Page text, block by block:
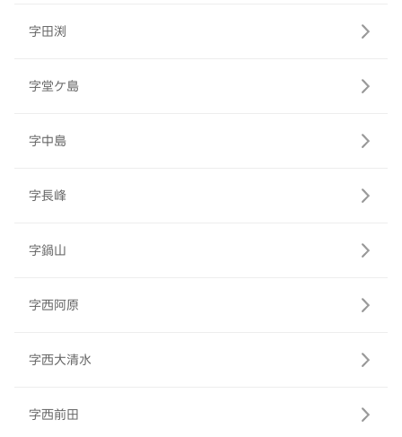
字田渕
字堂ケ島
字中島
字長峰
字鍋山
字西阿原
字西大清水
字西前田